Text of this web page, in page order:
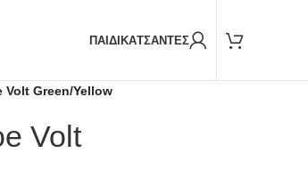
ΠΑΙΔΙΚΑΤΣΑΝΤΕΣ
Green/Yellow
Volt